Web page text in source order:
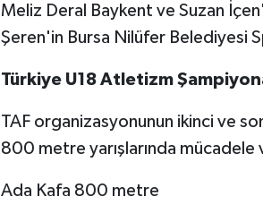
Meliz Deral Baykent ve Suzan
Şeren'in Bursa Nilüfer Belediyesi
Türkiye U18 Atletizm
TAF organizasyonunun ikinci ve
800 metre yarışlarında mücadele
Ada Kafa 800 metre